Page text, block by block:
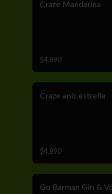
Craze Mandarina
$4.890
Craze anis estrella
$4.890
Go Barman Gin &